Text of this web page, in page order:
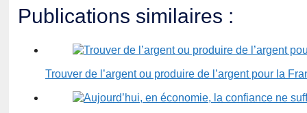
Publications similaires :
Trouver de l’argent ou produire de l’argent pour la